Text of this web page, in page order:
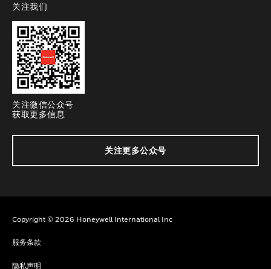
toggle view
关注我们
关注微信公众号
获取更多信息
关注更多公众号
Copyright © 2026 Honeywell International Inc
服务条款
隐私声明